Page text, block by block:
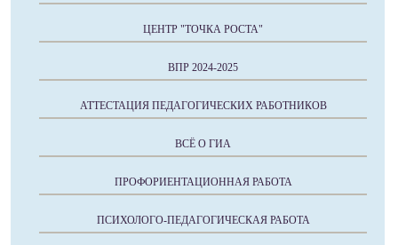
ЦЕНТР "ТОЧКА РОСТА"
ВПР 2024-2025
АТТЕСТАЦИЯ ПЕДАГОГИЧЕСКИХ РАБОТНИКОВ
ВСЁ О ГИА
ПРОФОРИЕНТАЦИОННАЯ РАБОТА
ПСИХОЛОГО-ПЕДАГОГИЧЕСКАЯ РАБОТА